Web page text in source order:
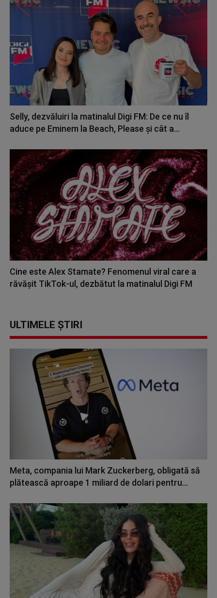
Selly, dezvăluiri la matinalul Digi FM: De ce nu îl
aduce pe Eminem la Beach, Please și cât a...
Cine este Alex Stamate? Fenomenul viral care a
răvășit TikTok-ul, dezbătut la matinalul Digi FM
ULTIMELE ȘTIRI
Meta, compania lui Mark Zuckerberg, obligată să
plătească aproape 1 miliard de dolari pentru...